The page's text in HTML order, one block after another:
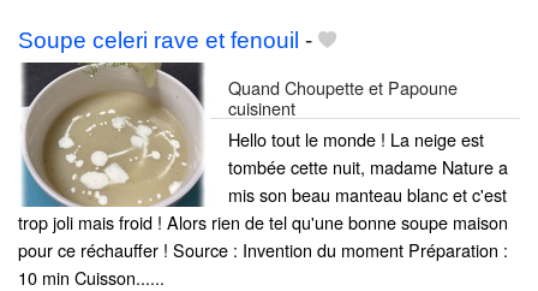
Soupe celeri rave et fenouil -
Quand Choupette et Papoune
cuisinent
Hello tout le monde ! La neige est
tombée cette nuit, madame Nature a
mis son beau manteau blanc et c'est
trop joli mais froid ! Alors rien de tel qu'une bonne soupe maison
pour ce réchauffer ! Source : Invention du moment Préparation :
10 min Cuisson......